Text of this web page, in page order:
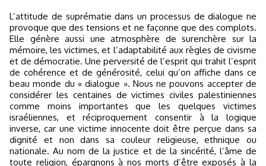
L’attitude de suprématie dans un processus de dialogue ne
provoque que des tensions et ne façonne que des complots.
Elle génère aussi une atmosphère de surenchère sur la
mémoire, les victimes, et l’adaptabilité aux règles de civisme
et de démocratie. Une perversité de l’esprit qui trahit l’esprit
de cohérence et de générosité, celui qu’on affiche dans ce
beau monde du « dialogue ». Nous ne pouvons accepter de
considérer les centaines de victimes civiles palestiniennes
comme moins importantes que les quelques victimes
israéliennes, et réciproquement consentir à la logique
inverse, car une victime innocente doit être perçue dans sa
dignité et non dans sa couleur religieuse, ethnique ou
nationale. Au nom de la justice et de la sincérité, l’âme de
toute religion, épargnons à nos morts d’être exposés à la